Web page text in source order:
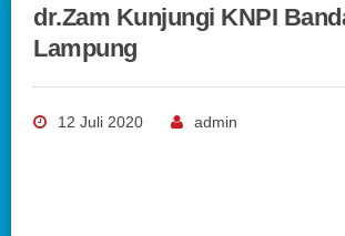
dr.Zam Kunjungi KNPI
Lampung
12 Juli 2020 admin